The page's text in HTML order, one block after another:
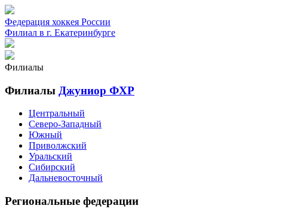
Федерация хоккея России
Филиал в г. Екатеринбурге
Филиалы
Филиалы Джуниор ФХР
Центральный
Северо-Западный
Южный
Приволжский
Уральский
Сибирский
Дальневосточный
Региональные федерации